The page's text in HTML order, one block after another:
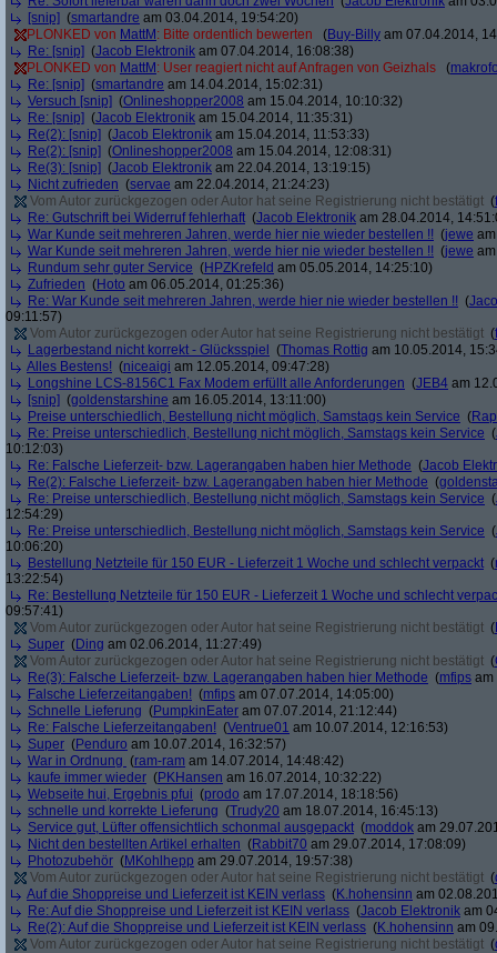
[snip] (smartandre am 03.04.2014, 19:54:20)
PLONKED von MattM : Bitte ordentlich bewerten (Buy-Billy am 07.04.2014,
Re: [snip] (Jacob Elektronik am 07.04.2014, 16:08:38)
PLONKED von MattM : User reagiert nicht auf Anfragen von Geizhals (
Re: [snip] (smartandre am 14.04.2014, 15:02:31)
Versuch [snip] (Onlineshopper2008 am 15.04.2014, 10:10:32)
Re: [snip] (Jacob Elektronik am 15.04.2014, 11:35:31)
Re(2): [snip] (Jacob Elektronik am 15.04.2014, 11:53:33)
Re(2): [snip] (Onlineshopper2008 am 15.04.2014, 12:08:31)
Re(3): [snip] (Jacob Elektronik am 22.04.2014, 13:19:15)
Nicht zufrieden (servae am 22.04.2014, 21:24:23)
Vom Autor zurückgezogen oder Autor hat seine Registrierung nicht bestätigt (
Re: Gutschrift bei Widerruf fehlerhaft (Jacob Elektronik am 28.04.2014,
War Kunde seit mehreren Jahren, werde hier nie wieder bestellen !! (jewe
War Kunde seit mehreren Jahren, werde hier nie wieder bestellen !! (jewe
Rundum sehr guter Service (HPZKrefeld am 05.05.2014, 14:25:10)
Zufrieden (Hoto am 06.05.2014, 01:25:36)
Re: War Kunde seit mehreren Jahren, werde hier nie wieder bestellen !! (
09:11:57)
Vom Autor zurückgezogen oder Autor hat seine Registrierung nicht bestätigt (
Lagerbestand nicht korrekt - Glücksspiel
(Thomas Rottig am 10.05.2014,
Alles Bestens! (niceaigi am 12.05.2014, 09:47:28)
Longshine LCS-8156C1 Fax Modem erfüllt alle Anforderungen (JEB4 am
[snip] (goldenstarshine am 16.05.2014, 13:11:00)
Preise unterschiedlich, Bestellung nicht möglich, Samstags kein Service (
Re: Preise unterschiedlich, Bestellung nicht möglich, Samstags kein Service (
10:12:03)
Re: Falsche Lieferzeit- bzw. Lagerangaben haben hier Methode (Jacob
Re(2): Falsche Lieferzeit- bzw. Lagerangaben haben hier Methode (
Re: Preise unterschiedlich, Bestellung nicht möglich, Samstags kein Service (
12:54:29)
Re: Preise unterschiedlich, Bestellung nicht möglich, Samstags kein Service (
10:06:20)
Bestellung Netzteile für 150 EUR - Lieferzeit 1 Woche und schlecht verpackt (
13:22:54)
Re: Bestellung Netzteile für 150 EUR - Lieferzeit 1 Woche und schlecht
09:57:41)
Vom Autor zurückgezogen oder Autor hat seine Registrierung nicht bestätigt (
Super (Ding am 02.06.2014, 11:27:49)
Vom Autor zurückgezogen oder Autor hat seine Registrierung nicht bestätigt (
Re(3): Falsche Lieferzeit- bzw. Lagerangaben haben hier Methode (mfips am
Falsche Lieferzeitangaben! (mfips am 07.07.2014, 14:05:00)
Schnelle Lieferung (PumpkinEater am 07.07.2014, 21:12:44)
Re: Falsche Lieferzeitangaben! (Ventrue01 am 10.07.2014, 12:16:53)
Super (Penduro am 10.07.2014, 16:32:57)
War in Ordnung (ram-ram am 14.07.2014, 14:48:42)
kaufe immer wieder (PKHansen am 16.07.2014, 10:32:22)
Webseite hui, Ergebnis pfui (prodo am 17.07.2014, 18:18:56)
schnelle und korrekte Lieferung (Trudy20 am 18.07.2014, 16:45:13)
Service gut, Lüfter offensichtlich schonmal ausgepackt (moddok am
Nicht den bestellten Artikel erhalten (Rabbit70 am 29.07.2014, 17:08:09)
Photozubehör (MKohlhepp am 29.07.2014, 19:57:38)
Vom Autor zurückgezogen oder Autor hat seine Registrierung nicht bestätigt (
Auf die Shoppreise und Lieferzeit ist KEIN verlass (K.hohensinn am
Re: Auf die Shoppreise und Lieferzeit ist KEIN verlass (Jacob Elektronik am
Re(2): Auf die Shoppreise und Lieferzeit ist KEIN verlass (K.hohensinn am
Vom Autor zurückgezogen oder Autor hat seine Registrierung nicht bestätigt (